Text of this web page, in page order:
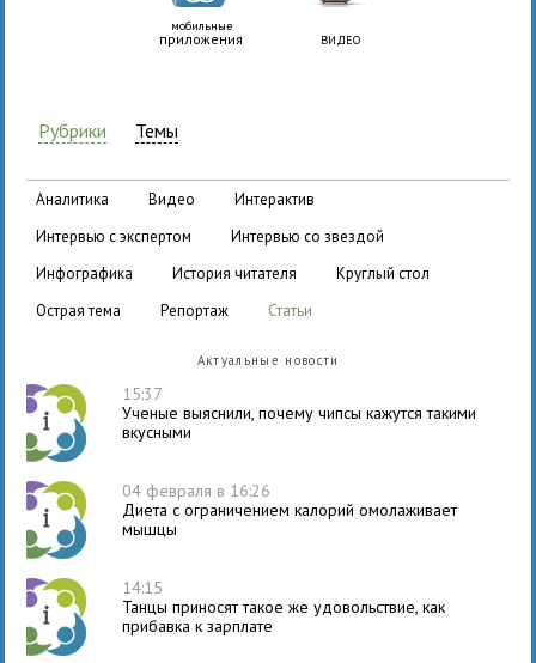
мобильные
приложения ВИДЕО
Рубрики Темы
аналитика видео
интерактив
интервью с экспертом
интервью со звездой
инфографика
история читателя
круглый стол
острая тема
репортаж статьи
Актуальные новости
15:37
Ученые выяснили, почему чипсы кажутся такими
вкусными
04 февраля в 16:26
Диета с ограничением калорий омолаживает
мышцы
14:15
Танцы приносят такое же удовольствие, как
прибавка к зарплате